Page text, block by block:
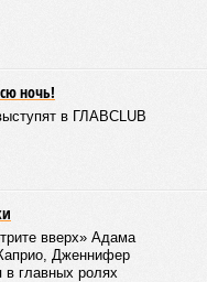
ночь!
в ГЛАВCLUB
вверх» Адама
Дженнифер
главных ролях